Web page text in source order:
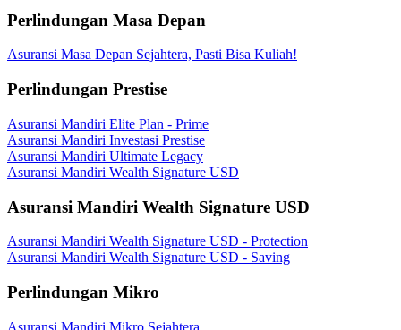
Perlindungan Masa Depan
Asuransi Masa Depan Sejahtera, Pasti Bisa Kuliah!
Perlindungan Prestise
Asuransi Mandiri Elite Plan - Prime
Asuransi Mandiri Investasi Prestise
Asuransi Mandiri Ultimate Legacy
Asuransi Mandiri Wealth Signature USD
Asuransi Mandiri Wealth Signature USD
Asuransi Mandiri Wealth Signature USD - Protection
Asuransi Mandiri Wealth Signature USD - Saving
Perlindungan Mikro
Asuransi Mandiri Mikro Sejahtera